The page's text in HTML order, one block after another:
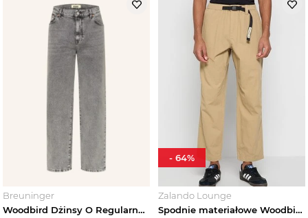
Breuninger
Woodbird Dżinsy O Regularnym Kroju grau szary
Zalando Lounge
Spodnie materiałowe Woodbird piaskowy
- 64%